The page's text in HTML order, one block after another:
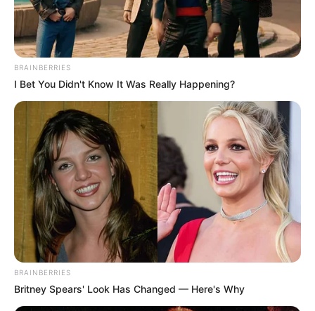
BRAINBERRIES
I Bet You Didn't Know It Was Really Happening?
BRAINBERRIES
Britney Spears' Look Has Changed — Here's Why